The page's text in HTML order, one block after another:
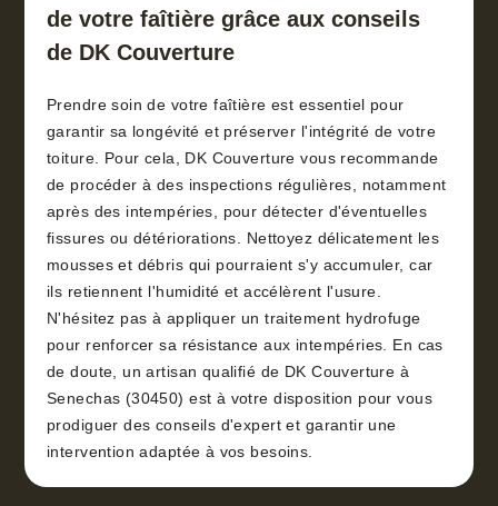
de votre faîtière grâce aux conseils
de DK Couverture
Prendre soin de votre faîtière est essentiel pour
garantir sa longévité et préserver l'intégrité de votre
toiture. Pour cela, DK Couverture vous recommande
de procéder à des inspections régulières, notamment
après des intempéries, pour détecter d'éventuelles
fissures ou détériorations. Nettoyez délicatement les
mousses et débris qui pourraient s'y accumuler, car
ils retiennent l'humidité et accélèrent l'usure.
N'hésitez pas à appliquer un traitement hydrofuge
pour renforcer sa résistance aux intempéries. En cas
de doute, un artisan qualifié de DK Couverture à
Senechas (30450) est à votre disposition pour vous
prodiguer des conseils d'expert et garantir une
intervention adaptée à vos besoins.